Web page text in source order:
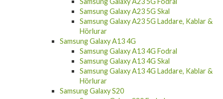
Kameraskydd
Samsung Galaxy A33 5G Laddare, Kablar &
Hörlurar
Samsung Galaxy A23 5G
Samsung Galaxy A23 5G Fodral
Samsung Galaxy A23 5G Skal
Samsung Galaxy A23 5G Laddare, Kablar &
Hörlurar
Samsung Galaxy A13 4G
Samsung Galaxy A13 4G Fodral